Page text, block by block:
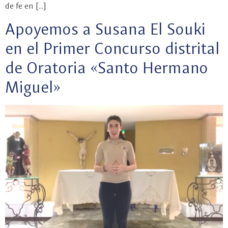
de fe en […]
Apoyemos a Susana El Souki
en el Primer Concurso distrital
de Oratoria «Santo Hermano
Miguel»